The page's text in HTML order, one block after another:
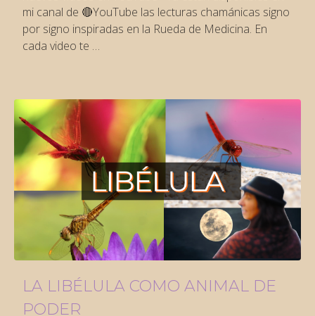
mi canal de 🔴YouTube las lecturas chamánicas signo
por signo inspiradas en la Rueda de Medicina. En
cada video te …
LA LIBÉLULA COMO ANIMAL DE
PODER